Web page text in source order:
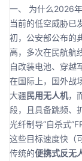
一、 为什么2026
当前的低空威胁已
初，公安部公布的
高，多次在民航航
自改装电池、穿越
在国际上，国外战
大疆民用无人机，
段，且具备跳频、
光纤制导“自杀式
这些目标速度快（
传统的便携式反无